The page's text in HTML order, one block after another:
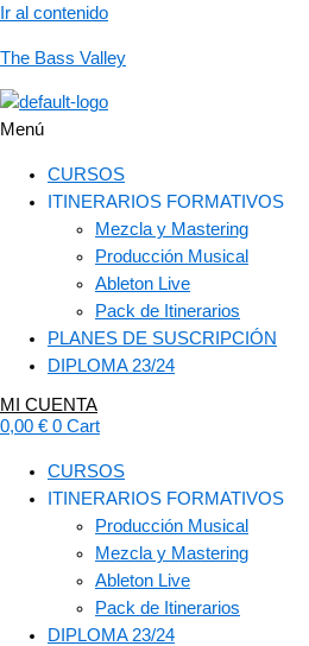
Ir al contenido
The Bass Valley
Menú
CURSOS
ITINERARIOS FORMATIVOS
Mezcla y Mastering
Producción Musical
Ableton Live
Pack de Itinerarios
PLANES DE SUSCRIPCIÓN
DIPLOMA 23/24
MI CUENTA
0,00 € 0 Cart
CURSOS
ITINERARIOS FORMATIVOS
Producción Musical
Mezcla y Mastering
Ableton Live
Pack de Itinerarios
DIPLOMA 23/24